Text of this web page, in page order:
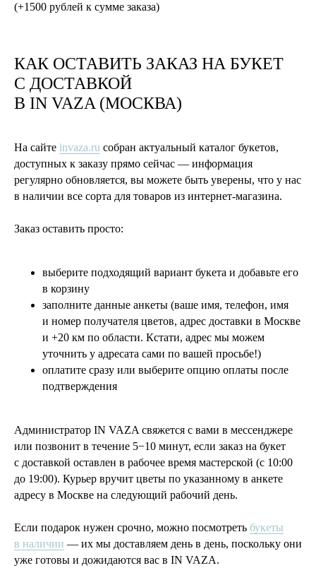
(+1500 рублей к сумме заказа)
КАК ОСТАВИТЬ ЗАКАЗ НА БУКЕТ
С ДОСТАВКОЙ
В IN VAZA (МОСКВА)
На сайте invaza.ru собран актуальный каталог букетов,
доступных к заказу прямо сейчас — информация
регулярно обновляется, вы можете быть уверены, что у нас
в наличии все сорта для товаров из интернет-магазина.
Заказ оставить просто:
выберите подходящий вариант букета и добавьте его
в корзину
заполните данные анкеты (ваше имя, телефон, имя
и номер получателя цветов, адрес доставки в Москве
и +20 км по области. Кстати, адрес мы можем
уточнить у адресата сами по вашей просьбе!)
оплатите сразу или выберите опцию оплаты после
подтверждения
Администратор IN VAZA свяжется с вами в мессенджере
или позвонит в течение 5−10 минут, если заказ на букет
с доставкой оставлен в рабочее время мастерской (с 10:00
до 19:00). Курьер вручит цветы по указанному в анкете
адресу в Москве на следующий рабочий день.
Если подарок нужен срочно, можно посмотреть букеты
в наличии — их мы доставляем день в день, поскольку они
уже готовы и дожидаются вас в IN VAZA.